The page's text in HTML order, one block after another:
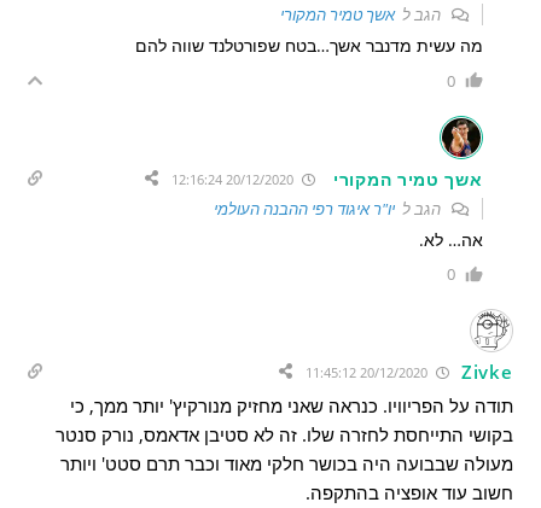
הגב לאשך טמיר המקורי
מה עשית מדנבר אשך…בטח שפורטלנד שווה להם
0
אשך טמיר המקורי
הגב ליו"ר איגוד רפי ההבנה העולמי
אה… לא.
0
Zivke
תודה על הפריוויו. כנראה שאני מחזיק מנורקיץ' יותר ממך, כי
בקושי התייחסת לחזרה שלו. זה לא סטיבן אדאמס, נורק סנטר
מעולה שבבועה היה בכושר חלקי מאוד וכבר תרם סטט' ויותר
חשוב עוד אופציה בהתקפה.